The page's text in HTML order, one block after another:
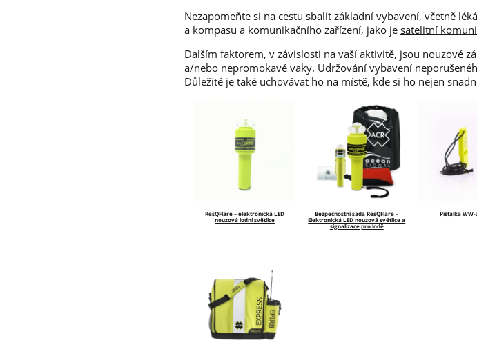
Nezapomeňte si na cestu sbalit základní vybavení, včetně
a kompasu a komunikačního zařízení, jako je satelitní
Dalším faktorem, v závislosti na vaší aktivitě, jsou nouzové
a/nebo nepromokavé vaky. Udržování vybavení
Důležité je také uchovávat ho na místě, kde si ho nejen
ResQFlare – elektronická LED
nouzová lodní světlice
Bezpečnostní sada ResQFlare –
Elektronická LED nouzová světlice a
signalizace pro lodě
Píšťalka WW-